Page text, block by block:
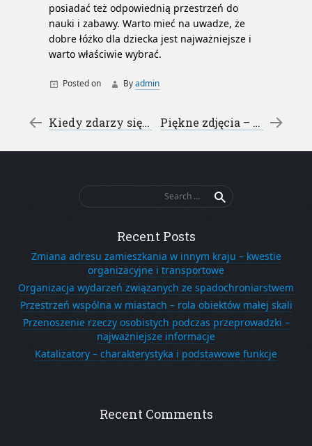
posiadać też odpowiednią przestrzeń do
nauki i zabawy. Warto mieć na uwadze, że
dobre łóżko dla dziecka jest najważniejsze i
warto właściwie wybrać.
Posted on Byadmin
Post navigation
←
Kiedy zdarzy się wypadek – autolawety Gliwice Piękne zdjęcia – fotografia Koszalin
Search
for:
Recent Posts
Zmiana adresu zamieszkania w innym kraju – kwestie
organizacyjne i transportowe
Organizacja wydarzeń związanych ze spadochroniarstwem
Przestrzeń wspólna w miastach – rola obiektów małej skali
Przenoszenie rzeczy osobistych podczas przeprowadzki –
najważniejsze informacje
Katalizatory – charakterystyka i podstawowe funkcje
Recent Comments